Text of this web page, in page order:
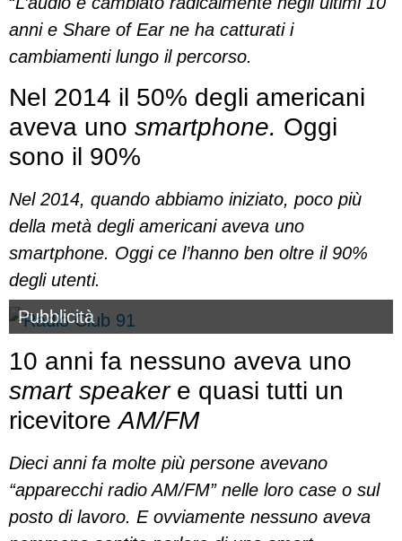
anni e Share of Ear ne ha catturati i
cambiamenti lungo il percorso.
Nel 2014 il 50% degli americani
aveva uno smartphone. Oggi
sono il 90%
Nel 2014, quando abbiamo iniziato, poco più
della metà degli americani aveva uno
smartphone. Oggi ce l’hanno ben oltre il 90%
degli utenti.
Pubblicità
10 anni fa nessuno aveva uno
smart speakere quasi tutti un
ricevitoreAM/FM
Dieci anni fa molte più persone avevano
“apparecchi radio AM/FM” nelle loro case o sul
posto di lavoro. E ovviamente nessuno aveva